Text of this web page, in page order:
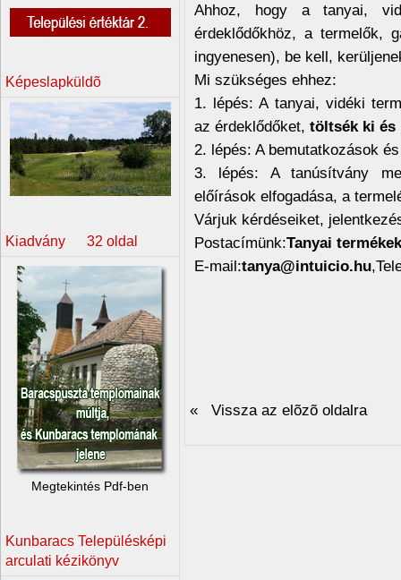
Képeslapküldõ
Kiadvány 32 oldal
Megtekintés Pdf-ben
Kunbaracs Településképi
arculati kézikönyv
Ahhoz, hogy a tanyai,
érdeklődőkhöz, a termelők,
ingyenesen), be kell,
Mi szükséges ehhez:
1. lépés: A tanyai, vidéki
az érdeklődőket, töltsék ki és
2. lépés: A bemutatkozások
3. lépés: A tanúsítvány
előírások elfogadása, a
Várjuk kérdéseiket,
Postacímünk:Tanyai
E-mail:tanya@intuicio.hu
« Vissza az elõzõ oldalra